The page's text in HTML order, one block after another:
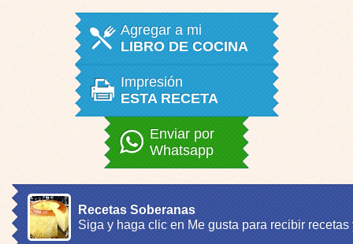
Agregar a mi
LIBRO DE COCINA
Impresión
ESTA RECETA
Enviar por
Whatsapp
Recetas Soberanas
Siga y haga clic en Me gusta para recibir